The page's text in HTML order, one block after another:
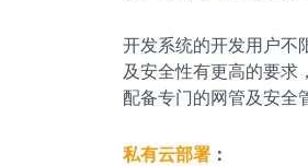
开发系统的开发用户不
及安全性有更高的要求
配备专门的网管及安全
私有云部署 ：